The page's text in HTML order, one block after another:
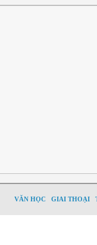
VĂN HỌC GIAI THOẠI